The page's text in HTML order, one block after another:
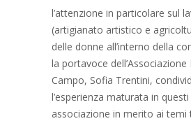
l’attenzione in particolare sul
(artigianato artistico e
delle donne all’interno della
la portavoce dell’Associazione
Campo, Sofia Trentini,
l’esperienza maturata in
associazione in merito ai temi